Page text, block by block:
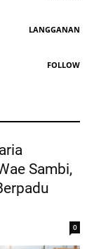
LANGGANAN
FOLLOW
Sambi,
0